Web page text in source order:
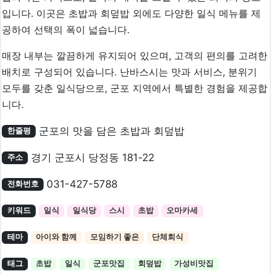
입니다. 이곳은 초밥과 회덮밥 외에도 다양한 일식 메뉴를 제
공하여 선택의 폭이 넓습니다.
매장 내부는 깔끔하게 유지되어 있으며, 고객의 편의를 고려한
배치로 구성되어 있습니다. 난바스시는 맛과 서비스, 분위기
모두를 갖춘 일식당으로, 군포 지역에서 특별한 경험을 제공합
니다.
한줄평 군포의 맛을 담은 초밥과 회덮밥
주소 경기 군포시 당정동 181-22
전화번호 031-427-5788
키워드 일식 일식당 스시 초밥 오마카세
테마 아이와 함께 모임하기 좋은 단체회식
태그 초밥 일식 군포맛집 회덮밥 가성비맛집